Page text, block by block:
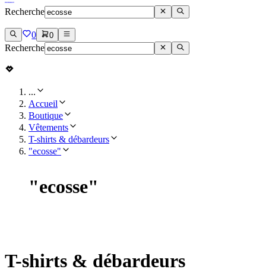
Recherche
0 0
Recherche
...
Accueil
Boutique
Vêtements
T-shirts & débardeurs
"ecosse"
"ecosse"
T-shirts & débardeurs